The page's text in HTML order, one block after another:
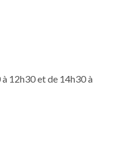
12h30 et de 14h30 à